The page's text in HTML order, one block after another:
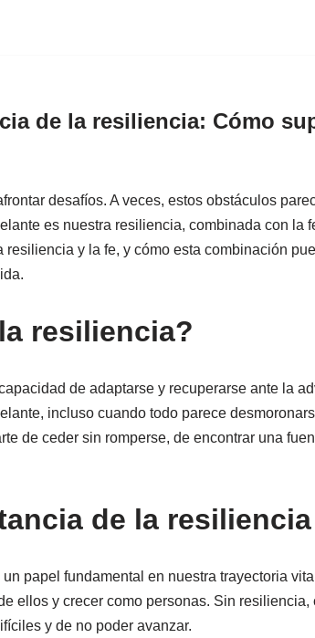
de la resiliencia: Cómo
desafíos. A veces, estos obstáculos
es nuestra resiliencia, combinada con la
resiliencia y la fe, y cómo esta combinación
resiliencia?
de adaptarse y recuperarse ante la
incluso cuando todo parece
de ceder sin romperse, de encontrar una
de la resiliencia
papel fundamental en nuestra trayectoria
ellos y crecer como personas. Sin
y de no poder avanzar.